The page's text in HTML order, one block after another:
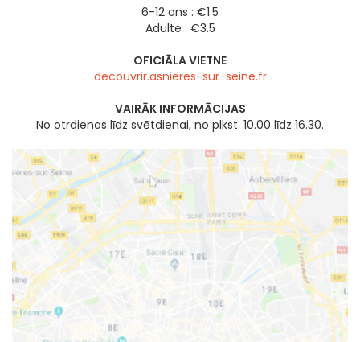
6-12 ans : €1.5
Adulte : €3.5
OFICIĀLA VIETNE
decouvrir.asnieres-sur-seine.fr
VAIRĀK INFORMĀCIJAS
No otrdienas līdz svētdienai, no plkst. 10.00 līdz 16.30.